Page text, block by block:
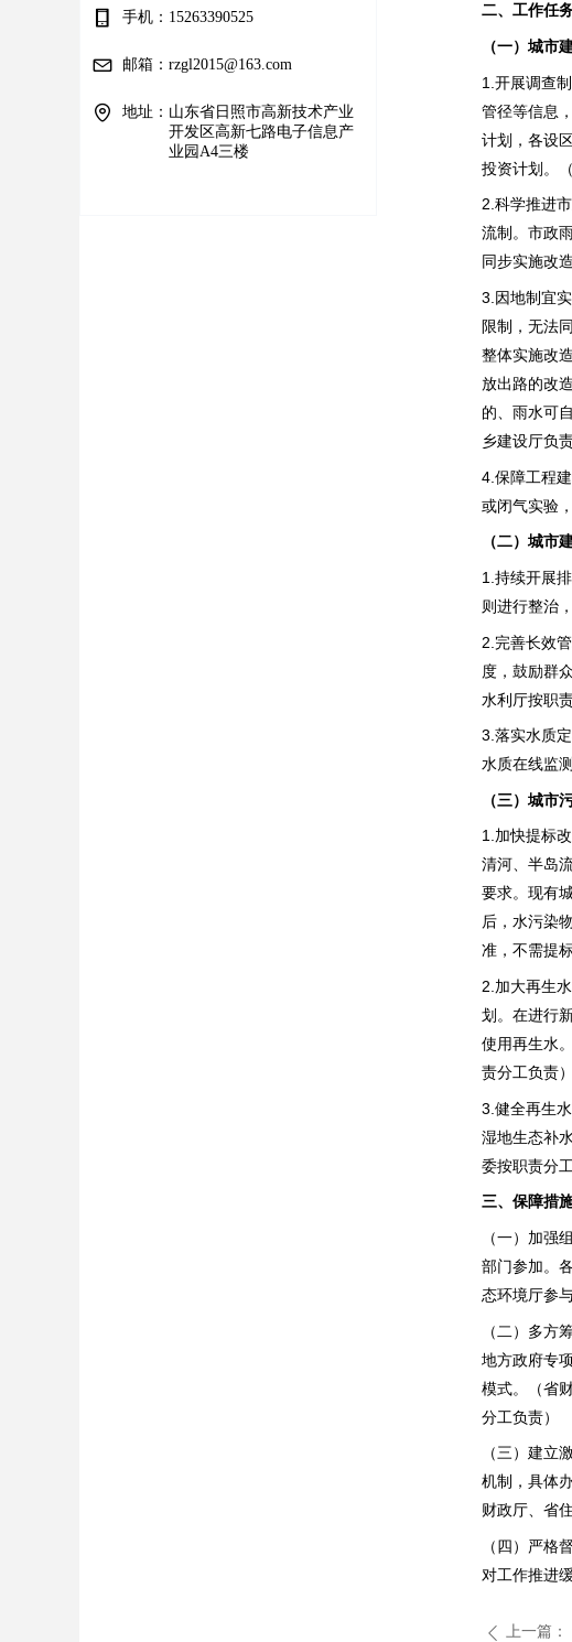
ꄴ 上一篇：
手机： 15263390525
邮箱： rzgl2015@163.com
地址： 山东省日照市高新技术产业
开发区高新七路电子信息产
业园A4三楼
二、工作任
（一）城市
1.开展调查
管径等信息
计划，各设
投资计划。
2.科学推进
流制。市政
同步实施改
3.因地制宜
限制，无法
整体实施改
放出路的改
的、雨水可
乡建设厅负责
4.保障工程
或闭气实验
（二）城市
1.持续开展
则进行整治
2.完善长效
度，鼓励群
水利厅按职
3.落实水质
水质在线监
（三）城市
1.加快提标
清河、半岛
要求。现有
后，水污染
准，不需提
2.加大再生
划。在进行
使用再生水
责分工负责）
3.健全再生
湿地生态补
委按职责分工
三、保障措
（一）加强
部门参加。
态环境厅参与
（二）多方
地方政府专
模式。（省
分工负责）
（三）建立
机制，具体
财政厅、省
（四）严格
对工作推进